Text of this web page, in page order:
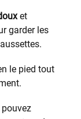
et
garder les
le pied tout